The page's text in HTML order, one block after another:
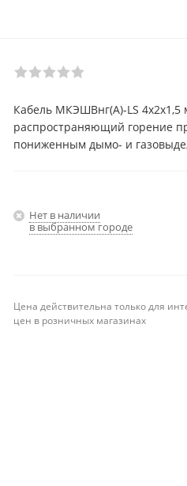
Кабель МКЭШВнг(А)-LS
распространяющий горение
пониженным дымо- и
Нет в наличии
в выбранном городе
Цена действительна только для
цен в розничных магазинах